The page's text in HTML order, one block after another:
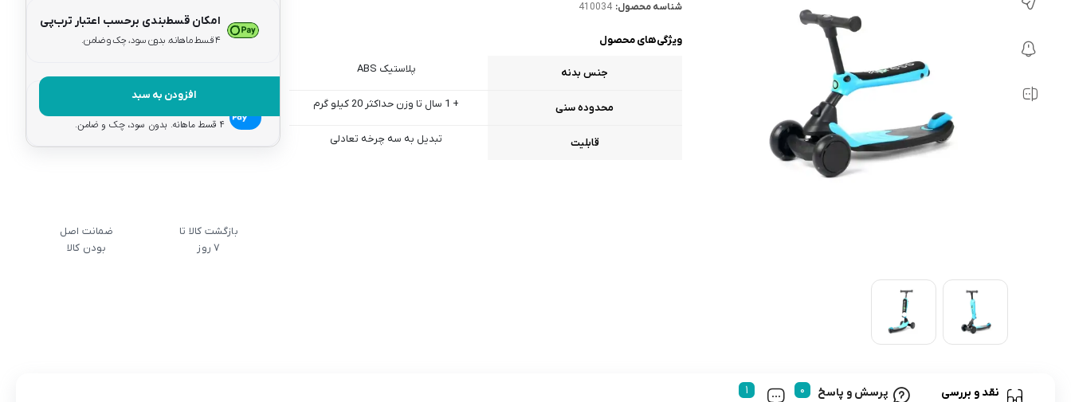
پواربینی
مسواک و خمیر دندان کودک
تب سنج نوزاد و کودک
رابط و پد سینه
دستگاه بخور سرد کودک
لوازم حمام نوزاد
لوازم اتاق نوزاد و کودک
اسباب بازی دخترانه و پسرانه
شناسه محصول: 410034
ویژگی‌های محصول
جنس بدنه پلاستیک ABS
محدوده سنی + 1 سال تا وزن حداکثر 20 کیلو گرم
قابلیت تبدیل به سه چرخه تعادلی
امکان قسط‌بندی برحسب اعتبار ترب‌پی
۴ قسط ماهانه. بدون سود، چک و ضامن.
افزودن به سبد
هر قسط با اسنپ‌پی:
۴ قسط ماهانه. بدون سود، چک و ضامن.
بازگشت کالا تا
7 روز
ضمانت اصل
بودن کالا
نقد و بررسی پرسش و پاسخ